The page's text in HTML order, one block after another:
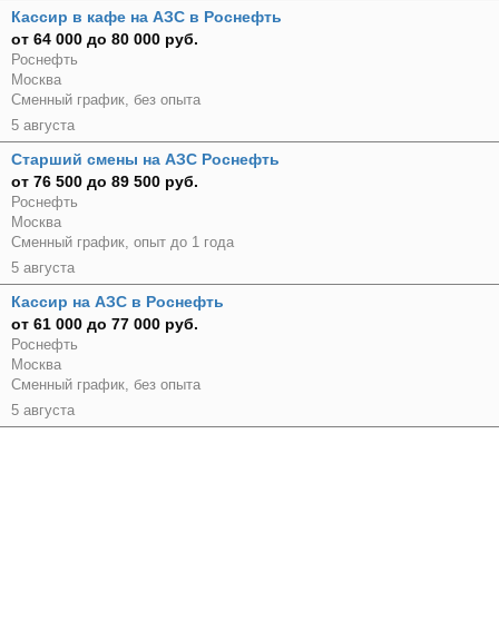
Кассир в кафе на АЗС в Роснефть
от 64 000 до 80 000 руб.
Роснефть
Москва
Сменный график, без опыта
5 августа
Старший смены на АЗС Роснефть
от 76 500 до 89 500 руб.
Роснефть
Москва
Сменный график, опыт до 1 года
5 августа
Кассир на АЗС в Роснефть
от 61 000 до 77 000 руб.
Роснефть
Москва
Сменный график, без опыта
5 августа